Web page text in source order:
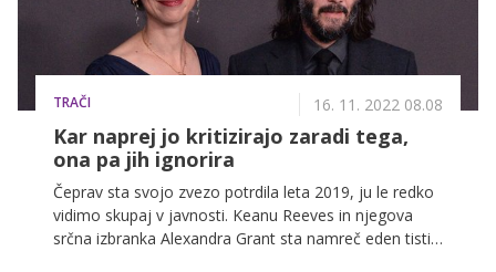
TRAČI 16. 11. 2022 08.08
Kar naprej jo kritizirajo zaradi tega,
ona pa jih ignorira
Čeprav sta svojo zvezo potrdila leta 2019, ju le redko
vidimo skupaj v javnosti. Keanu Reeves in njegova
srčna izbranka Alexandra Grant sta namreč eden tistih